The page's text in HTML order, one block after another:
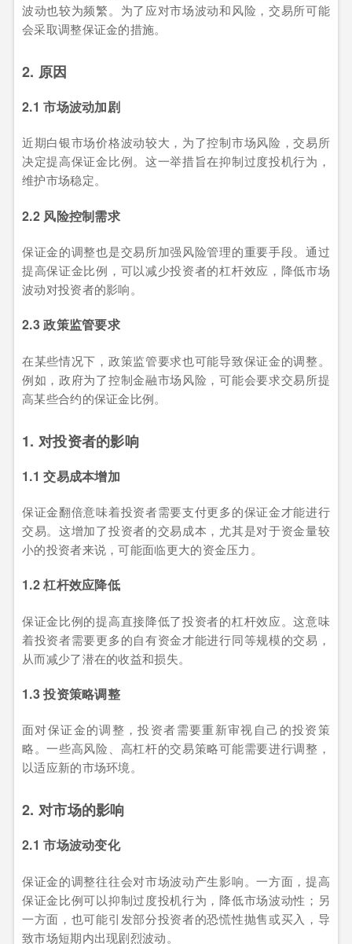
波动也较为频繁。为了应对市场波动和风险，交易所可能
会采取调整保证金的措施。
2. 原因
2.1 市场波动加剧
近期白银市场价格波动较大，为了控制市场风险，交易所
决定提高保证金比例。这一举措旨在抑制过度投机行为，
维护市场稳定。
2.2 风险控制需求
保证金的调整也是交易所加强风险管理的重要手段。通过
提高保证金比例，可以减少投资者的杠杆效应，降低市场
波动对投资者的影响。
2.3 政策监管要求
在某些情况下，政策监管要求也可能导致保证金的调整。
例如，政府为了控制金融市场风险，可能会要求交易所提
高某些合约的保证金比例。
1. 对投资者的影响
1.1 交易成本增加
保证金翻倍意味着投资者需要支付更多的保证金才能进行
交易。这增加了投资者的交易成本，尤其是对于资金量较
小的投资者来说，可能面临更大的资金压力。
1.2 杠杆效应降低
保证金比例的提高直接降低了投资者的杠杆效应。这意味
着投资者需要更多的自有资金才能进行同等规模的交易，
从而减少了潜在的收益和损失。
1.3 投资策略调整
面对保证金的调整，投资者需要重新审视自己的投资策
略。一些高风险、高杠杆的交易策略可能需要进行调整，
以适应新的市场环境。
2. 对市场的影响
2.1 市场波动变化
保证金的调整往往会对市场波动产生影响。一方面，提高
保证金比例可以抑制过度投机行为，降低市场波动性；另
一方面，也可能引发部分投资者的恐慌性抛售或买入，导
致市场短期内出现剧烈波动。